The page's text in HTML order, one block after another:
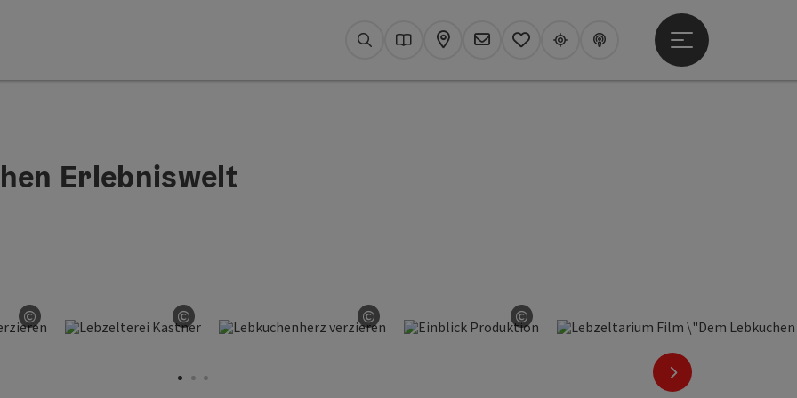
SuchenKataloge
KarteNewsletter
MerkzettelUpperguide
Podcast
Hauptmenü öffnen
Erlebniswelt
©
Copyright öffnen
©
Copyright öffnen
©
Copyright öffnen
©
Copyright öffnen
nächstes Element